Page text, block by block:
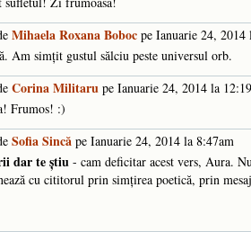
Mihaela Roxana Boboc pe Ianuarie 24, 2014
Am simțit gustul sălciu peste universul orb.
Corina Militaru pe Ianuarie 24, 2014 la
Frumos! :)
Sofia Sincă pe Ianuarie 24, 2014 la 8:47am
dar te ştiu - cam deficitar acest vers, Aura.
cu cititorul prin simţirea poetică, prin